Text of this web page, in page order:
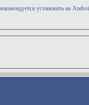
установить на